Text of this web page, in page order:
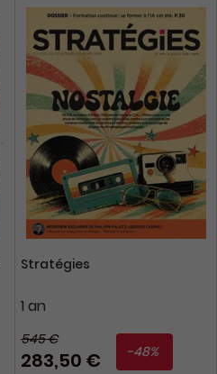
Stratégies
1 an
545 €
283,50 € -48%